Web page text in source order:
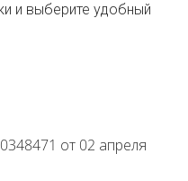
и выберите удобный
от 02 апреля